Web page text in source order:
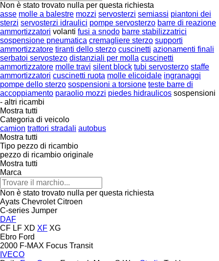
Non è stato trovato nulla per questa richiesta
asse molle a balestre mozzi servosterzi semiassi piantoni dei
sterzi servosterzi idraulici pompe servosterzo barre di reazione
ammortizzatori volanti fusi a snodo barre stabilizzatrici
sospensione pneumatica cremagliere sterzo supporti
ammortizzatore tiranti dello sterzo cuscinetti azionamenti finali
serbatoi servostezo distanziali per molla cuscinetti
ammortizzatore molle travi silent block tubi servosterzo staffe
ammortizzatori cuscinetti ruota molle elicoidale ingranaggi
pompe dello sterzo sospensioni a torsione teste barre di
accoppiamento paraolio mozzi piedes hidraulicos sospensioni
- altri ricambi
Mostra tutti
Categoria di veicolo
camion trattori stradali autobus
Mostra tutti
Tipo pezzo di ricambio
pezzo di ricambio originale
Mostra tutti
Marca
Non è stato trovato nulla per questa richiesta
Ayats Chevrolet Citroen
C-series Jumper
DAF
CF LF XD XF XG
Ebro Ford
2000 F-MAX Focus Transit
IVECO